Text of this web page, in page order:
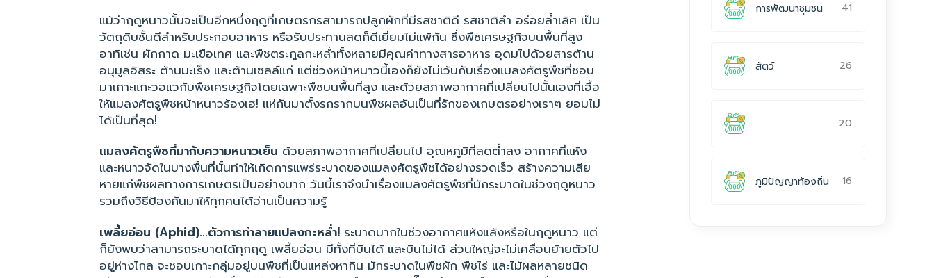
แม้ว่าฤดูหนาวนั้นจะเป็นอีกหนึ่งฤดูที่เกษตรกรสามารถปลูกผักที่มีรสชาติดี รสชาติลำ อร่อยล้ำเลิศ เป็น
วัตถุดิบชั้นดีสำหรับประกอบอาหาร หรือรับประทานสดก็ดีเยี่ยมไม่แพ้กัน ซึ่งพืชเศรษฐกิจบนพื้นที่สูง
อาทิเช่น ผักกาด มะเขือเทศ และพืชตระกูลกะหล่ำทั้งหลายมีคุณค่าทางสารอาหาร อุดมไปด้วยสารต้าน
อนุมูลอิสระ ต้านมะเร็ง และต้านเซลล์แก่ แต่ช่วงหน้าหนาวนี้เองก็ยังไม่เว้นกับเรื่องแมลงศัตรูพืชที่ชอบ
มาเกาะแกะวอแวกับพืชเศรษฐกิจโดยเฉพาะพืชบนพื้นที่สูง และด้วยสภาพอากาศที่เปลี่ยนไปนั้นเองที่เอื้อ
ให้แมลงศัตรูพืชหน้าหนาวร้องเฮ! แห่กันมาตั้งรกรากบนพืชผลอันเป็นที่รักของเกษตรอย่างเราๆ ยอมไม่
ได้เป็นที่สุด!
แมลงศัตรูพืชที่มากับความหนาวเย็น ด้วยสภาพอากาศที่เปลี่ยนไป อุณหภูมิที่ลดต่ำลง อากาศที่แห้ง
และหนาวจัดในบางพื้นที่นั้นทำให้เกิดการแพร่ระบาดของแมลงศัตรูพืชได้อย่างรวดเร็ว สร้างความเสีย
หายแก่พืชผลทางการเกษตรเป็นอย่างมาก วันนี้เราจึงนำเรื่องแมลงศัตรูพืชที่มักระบาดในช่วงฤดูหนาว
รวมถึงวิธีป้องกันมาให้ทุกคนได้อ่านเป็นความรู้
เพลี้ยอ่อน (Aphid)...ตัวการทำลายแปลงกะหล่ำ!ระบาดมากในช่วงอากาศแห้งแล้งหรือในฤดูหนาว แต่
ก็ยังพบว่าสามารถระบาดได้ทุกฤดู เพลี้ยอ่อน มีทั้งที่บินได้ และบินไม่ได้ ส่วนใหญ่จะไม่เคลื่อนย้ายตัวไป
อยู่ห่างไกล จะชอบเกาะกลุ่มอยู่บนพืชที่เป็นแหล่งหากิน มักระบาดในพืชผัก พืชไร่ และไม้ผลหลายชนิด
การพัฒนาชุมชน 41
สัตว์ 26
20
ภูมิปัญญาท้องถิ่น 16